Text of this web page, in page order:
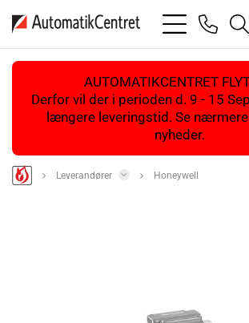
bars
light
phone
AUTOMATIKCENTRET
Derfor vil der i perioden d. 9 - 15
længere leveringstid. Se
nyheder.
Leverandører Honeywell